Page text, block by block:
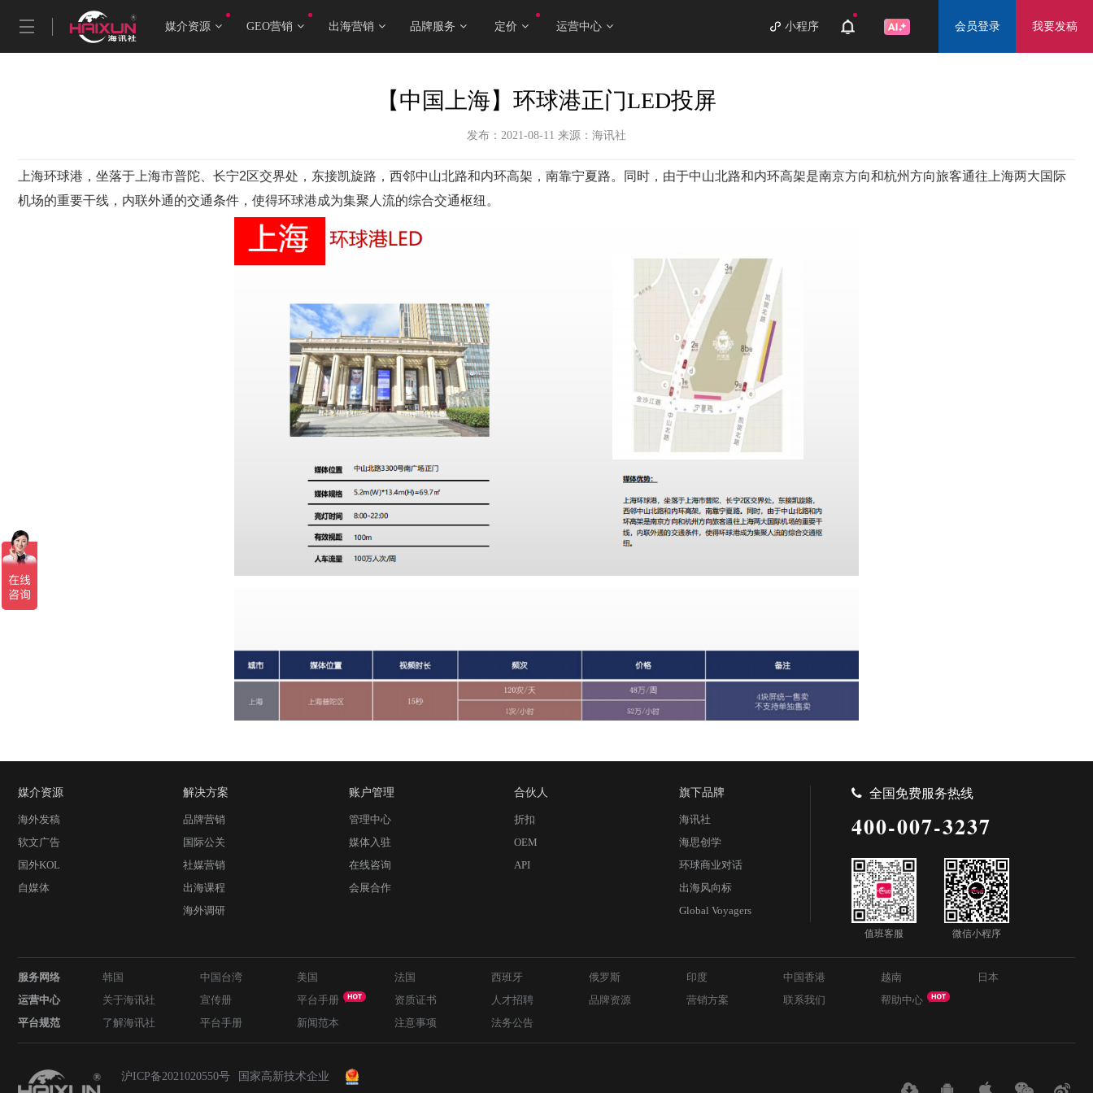
媒介资源 GEO营销 出海营销 品牌服务 定价 运营中心 小程序 会员登录 我要发稿
【中国上海】环球港正门LED投屏
发布：2021-08-11 来源：海讯社
上海环球港，坐落于上海市普陀、长宁2区交界处，东接凯旋路，西邻中山北路和内环高架，南靠宁夏路。同时，由于中山北路和内环高架是南京方向和杭州方向旅客通往上海两大国际
机场的重要干线，内联外通的交通条件，使得环球港成为集聚人流的综合交通枢纽。
媒介资源
海外发稿
软文广告
国外KOL
自媒体
解决方案
品牌营销
国际公关
社媒营销
出海课程
海外调研
账户管理
管理中心
媒体入驻
在线咨询
会展合作
合伙人
折扣
OEM
API
旗下品牌
海讯社
海思创学
环球商业对话
出海风向标
Global Voyagers
全国免费服务热线
400-007-3237
值班客服 微信小程序
服务网络 韩国 中国台湾 美国 法国 西班牙 俄罗斯 印度 中国香港 越南
日本
运营中心
关于海讯社 宣传册 平台手册 资质证书 人才招聘 品牌资源 营销方案 联系我们
帮助中心
平台规范
了解海讯社 平台手册 新闻范本 注意事项 法务公告
沪ICP备2021020550号 国家高新技术企业